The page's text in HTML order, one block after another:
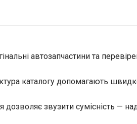
автозапчастини та
каталогу допомагають
дозволяє звузити сумісність —